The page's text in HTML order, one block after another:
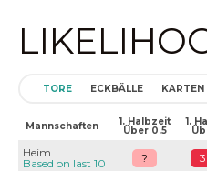
TORE ECKBÄLLE KARTEN
Mannschaften 1. Halbzeit
Über 0.5
1.
Heim
Based on last 10
?